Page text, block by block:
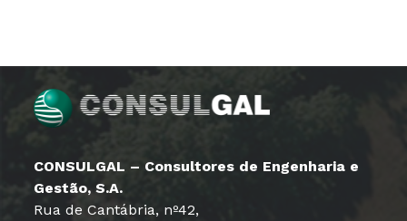
CONSULGAL – Consultores de Engenharia e
Gestão, S.A.
Rua de Cantábria, nº42,